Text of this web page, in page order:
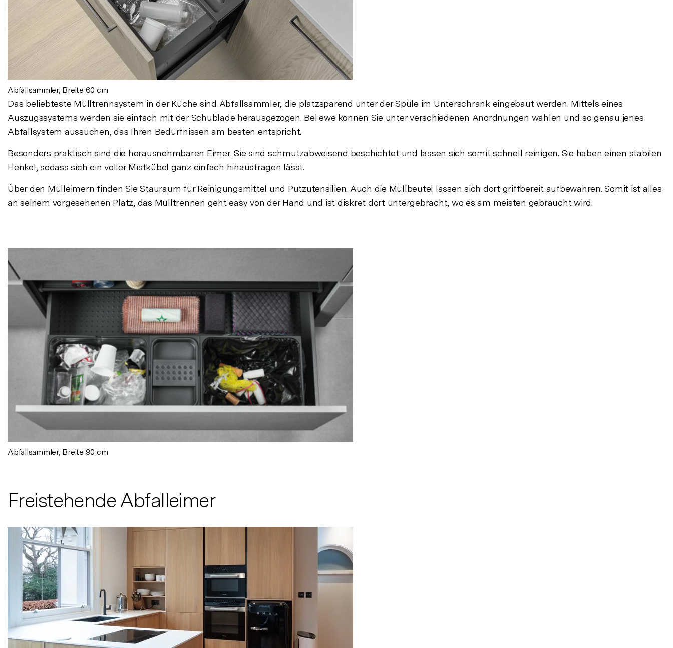
Abfallsammler, Breite 60 cm
Das beliebteste Mülltrennsystem in der Küche sind Abfallsammler, die platzsparend unter der Spüle im Unterschrank eingebaut werden. Mittels eines
Auszugssystems werden sie einfach mit der Schublade herausgezogen. Bei ewe können Sie unter verschiedenen Anordnungen wählen und so genau jenes
Abfallsystem aussuchen, das Ihren Bedürfnissen am besten entspricht.
Besonders praktisch sind die herausnehmbaren Eimer. Sie sind schmutzabweisend beschichtet und lassen sich somit schnell reinigen. Sie haben einen stabilen
Henkel, sodass sich ein voller Mistkübel ganz einfach hinaustragen lässt.
Über den Mülleimern finden Sie Stauraum für Reinigungsmittel und Putzutensilien. Auch die Müllbeutel lassen sich dort griffbereit aufbewahren. Somit ist alles
an seinem vorgesehenen Platz, das Mülltrennen geht easy von der Hand und ist diskret dort untergebracht, wo es am meisten gebraucht wird.
Abfallsammler, Breite 90 cm
Freistehende Abfalleimer